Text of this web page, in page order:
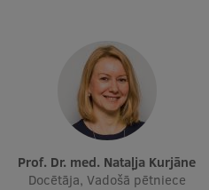
Prof. Dr. med. Nataļja Kurjāne
Docētāja, Vadošā pētniece